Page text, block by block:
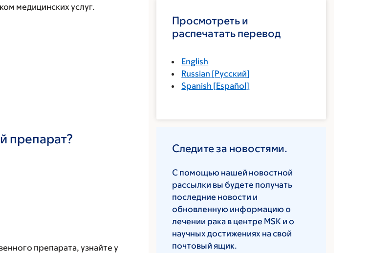
медицинских услуг.
препарат?
препарата, узнайте у
Просмотреть и
распечатать перевод
English
Russian [Русский]
Spanish [Español]
Следите за новостями.
С помощью нашей новостной
рассылки вы будете получать
последние новости и
обновленную информацию о
лечении рака в центре MSK и о
научных достижениях на свой
почтовый ящик.